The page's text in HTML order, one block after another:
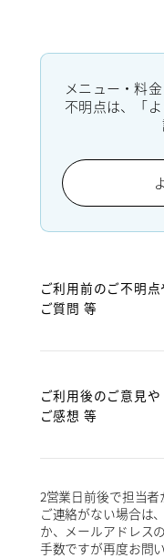
メニュー・料
不明点は、「
ご利用前のご不明点
ご質問 等
ご利用後のご意見や
ご感想 等
2営業日前後で担当者
ご連絡がない場合は
か、メールアドレス
手数ですが再度お問